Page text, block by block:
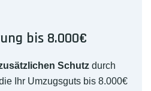
bis 8.000€
Schutz durch
Ihr Umzugsguts bis 8.000€